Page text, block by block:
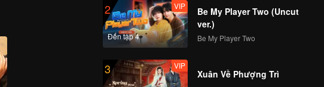
2
Đến tập 4
VIP
Be My Player Two (Uncut
ver.)
Be My Player Two
3 VIP
Xuân Về Phượng Trì